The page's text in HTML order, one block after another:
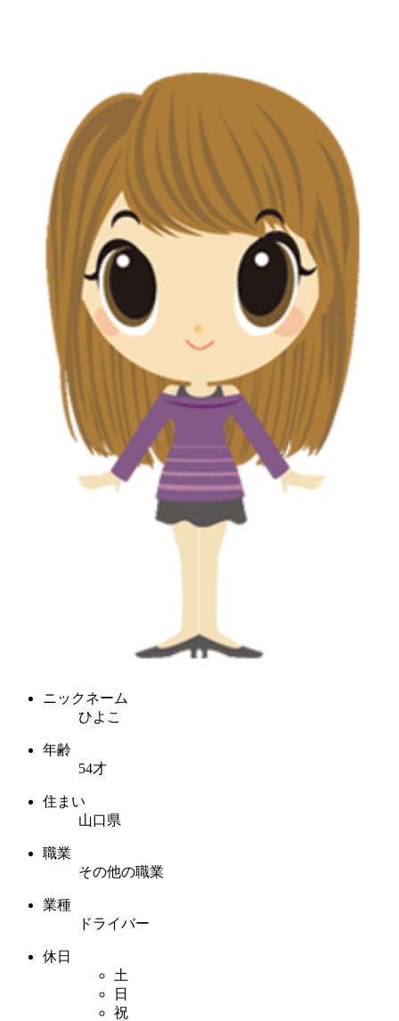
ニックネーム
ひよこ
年齢
54才
住まい
山口県
職業
その他の職業
業種
ドライバー
休日
土
日
祝